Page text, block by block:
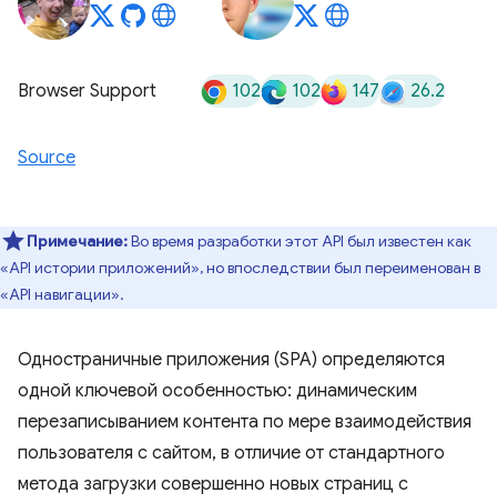
Browser Support 102 102 147 26.2
Source
Примечание:Во время разработки этот API был известен как
«API истории приложений», но впоследствии был переименован в
«API навигации».
Одностраничные приложения (SPA) определяются
одной ключевой особенностью: динамическим
перезаписыванием контента по мере взаимодействия
пользователя с сайтом, в отличие от стандартного
метода загрузки совершенно новых страниц с